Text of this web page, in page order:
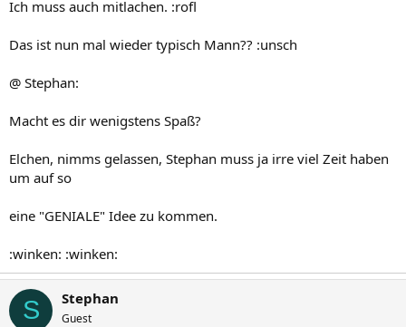
Ich muss auch mitlachen. :rofl
Das ist nun mal wieder typisch Mann?? :unsch
@ Stephan:
Macht es dir wenigstens Spaß?
Elchen, nimms gelassen, Stephan muss ja irre viel Zeit haben
um auf so
eine "GENIALE" Idee zu kommen.
:winken: :winken:
S Stephan
Guest